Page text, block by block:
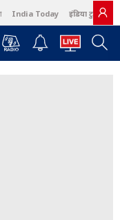
India Today इंडिया टुडे हिंदी